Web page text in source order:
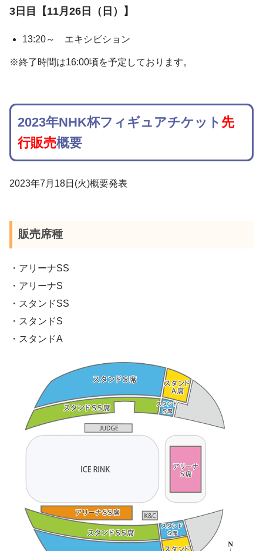
3日目【11月26日（日）】
13:20～ エキシビション
※終了時間は16:00頃を予定しております。
2023年NHK杯フィギュアチケット 先
行販売概要
2023年7月18日(火)概要発表
販売席種
・アリーナSS
・アリーナS
・スタンドSS
・スタンドS
・スタンドA